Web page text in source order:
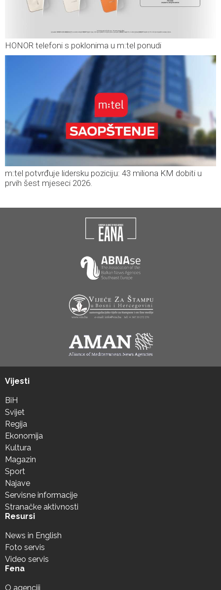
HONOR telefoni s poklonima u m:tel ponudi
m:tel potvrđuje lidersku poziciju: 43 miliona KM dobiti u
prvih šest mjeseci 2026.
Vijesti
BiH
Svijet
Regija
Ekonomija
Kultura
Magazin
Sport
Najave
Servisne informacije
Stranačke aktivnosti
Resursi
News in English
Foto servis
Video servis
Fena
O agenciji